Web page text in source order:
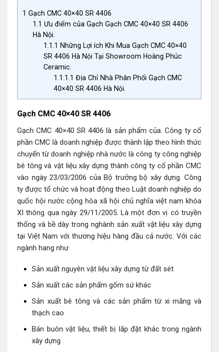
1 Gạch CMC 40×40 SR 4406
1.1 Ưu điểm của Gạch Gạch CMC 40×40 SR 4406
Hà Nội.
1.1.1 Những Lợi ích Khi Mua Gạch CMC 40×40
SR 4406 Hà Nội Tại Showroom Hoàng Phúc
Ceramic.
1.1.1.1 Địa Chỉ Nhà Phân Phối Gạch CMC
40×40 SR 4406 Hà Nội.
Gạch CMC 40×40 SR 4406
Gạch CMC 40×40 SR 4406 là sản phẩm của. Công ty cổ
phần CMC là doanh nghiệp được thành lập theo hình thức
chuyển từ doanh nghiệp nhà nước là công ty công nghiệp
bê tông và vật liệu xây dựng thành công ty cổ phần CMC
vào ngày 23/03/2006 của Bộ trưởng bộ xây dựng. Công
ty được tổ chức và hoạt động theo Luật doanh nghiệp do
quốc hội nước cộng hòa xã hội chủ nghĩa việt nam khóa
XI thông qua ngày 29/11/2005. Là một đơn vị có truyền
thống và bề dày trong nghành sản xuất vật liệu xây dựng
tại Việt Nam với thương hiệu hàng đầu cả nước. Với các
ngành hang như
Sản xuất nguyên vật liệu xây dựng từ đất sét
Sản xuất các sản phẩm gốm sứ khác
Sản xuất bê tông và các sản phẩm từ xi măng và
thạch cao
Bán buôn vật liệu, thiết bị lắp đặt khác trong ngành
xây dựng